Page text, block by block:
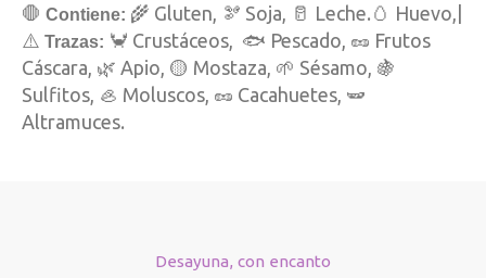
🛑 Contiene: 🌾 Gluten, 🫘 Soja, 🥛 Leche.🥚 Huevo,|
⚠️ Trazas: 🦀 Crustáceos, 🐟 Pescado, 🥜 Frutos
Cáscara, 🌿 Apio, 🟡 Mostaza, 🌱 Sésamo, 🍇
Sulfitos, 🦪 Moluscos, 🥜 Cacahuetes, 🫛
Altramuces.
Desayuna, con encanto